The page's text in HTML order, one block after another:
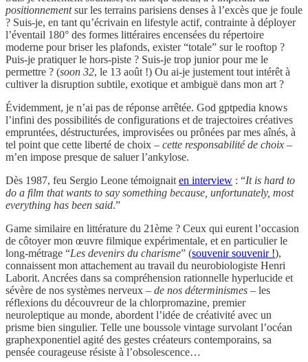
positionnementsur les terrains parisiens denses à l’excès que je foule
? Suis-je, en tant qu’écrivain en lifestyle actif, contrainte à déployer
l’éventail 180° des formes littéraires encensées du répertoire
moderne pour briser les plafonds, exister “totale” sur le rooftop ?
Puis-je pratiquer le hors-piste ? Suis-je trop junior pour me le
permettre ? (soon 32, le 13 août !) Ou ai-je justement tout intérêt à
cultiver la disruption subtile, exotique et ambiguë dans mon art ?
Évidemment, je n’ai pas de réponse arrêtée. God gptpedia knows
l’infini des possibilités de configurations et de trajectoires créatives
empruntées, déstructurées, improvisées ou prônées par mes aînés, à
tel point que cette liberté de choix – cette responsabilité de choix –
m’en impose presque de saluer l’ankylose.
Dès 1987, feu Sergio Leone témoignait en interview : “It is hard to
do a film that wants to say something because, unfortunately, most
everything has been said.”
Game similaire en littérature du 21ème ? Ceux qui eurent l’occasion
de côtoyer mon œuvre filmique expérimentale, et en particulier le
long-métrage “Les devenirs du charisme” (souvenir souvenir !),
connaissent mon attachement au travail du neurobiologiste Henri
Laborit. Ancrées dans sa compréhension rationnelle hyperlucide et
sévère de nos systèmes nerveux – de nos déterminismes – les
réflexions du découvreur de la chlorpromazine, premier
neuroleptique au monde, abordent l’idée de créativité avec un
prisme bien singulier. Telle une boussole vintage survolant l’océan
graphexponentiel agité des gestes créateurs contemporains, sa
pensée courageuse résiste à l’obsolescence…